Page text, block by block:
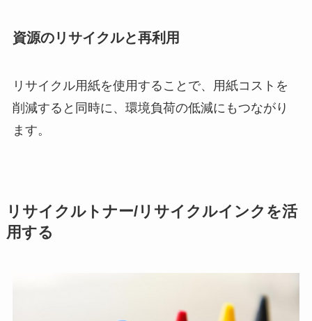
資源のリサイクルと再利用
リサイクル用紙を使用することで、用紙コストを
削減すると同時に、環境負荷の低減にもつながり
ます。
リサイクルトナー/リサイクルインクを活
用する